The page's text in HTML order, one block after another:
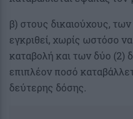
β) στους δικαιούχους,
εγκριθεί, χωρίς ωστόσο
καταβολή και των δύο (2)
επιπλέον ποσό
δεύτερης δόσης.